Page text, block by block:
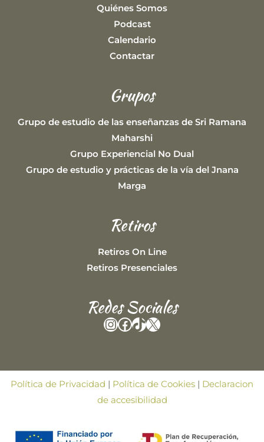
Quiénes Somos
Podcast
Calendario
Contactar
Grupos
Grupo de estudio de las enseñanzas de Sri Ramana
Maharshi
Grupo Experiencial No Dual
Grupo de estudio y prácticas de la vía del Jnana
Marga
Retiros
Retiros On Line
Retiros Presenciales
Redes Sociales
Instagram
Facebook
TikTok
X
Política de Privacidad | Política de Cookies | Declaracion
de accesibilidad